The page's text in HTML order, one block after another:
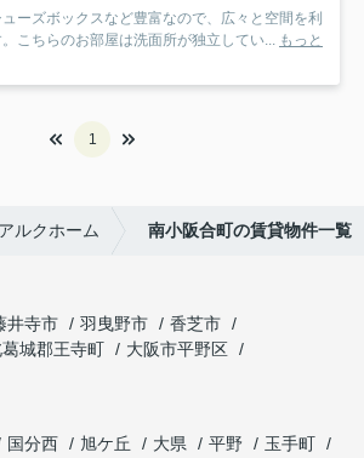
ーズボックスなど豊富なので、広々と空間を利
こちらのお部屋は洗面所が独立してい... もっと
1
ルクホーム 南小阪合町の賃貸物件一覧
井寺市 羽曳野市
香芝市
城郡王寺町
大阪市平野区
国分西 旭ケ丘 大県 平野
玉手町